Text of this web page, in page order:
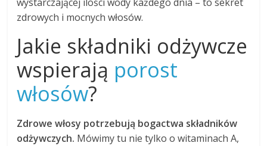
zdrowych i mocnych włosów.
Jakie składniki odżywcze
wspierają porost
włosów?
Zdrowe włosy potrzebują bogactwa składników
odżywczych. Mówimy tu nie tylko o witaminach A,